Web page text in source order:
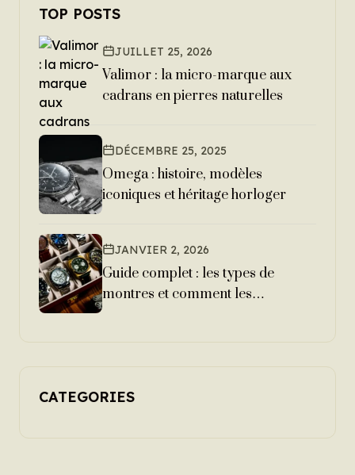
TOP POSTS
JUILLET 25, 2026
Valimor : la micro-marque aux
cadrans en pierres naturelles
DÉCEMBRE 25, 2025
Omega : histoire, modèles
iconiques et héritage horloger
JANVIER 2, 2026
Guide complet : les types de
montres et comment les
CATEGORIES